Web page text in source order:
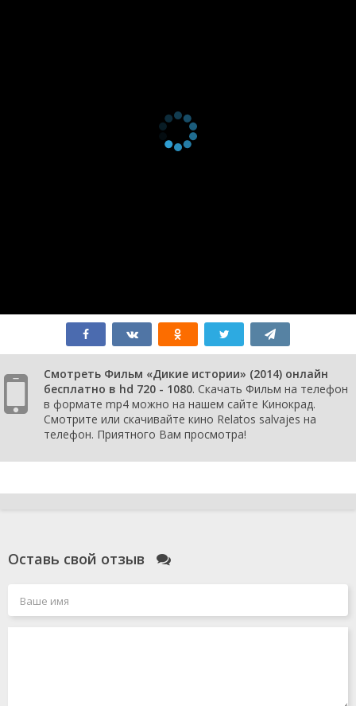
Смотреть Фильм «Дикие истории» (2014) онлайн
бесплатно в hd 720 - 1080. Скачать Фильм на телефон
в формате mp4 можно на нашем сайте Кинокрад.
Смотрите или скачивайте кино Relatos salvajes на
телефон. Приятного Вам просмотра!
Оставь свой отзыв